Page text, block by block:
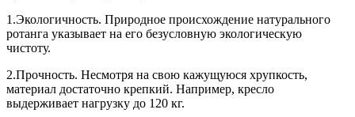
1.Экологичность. Природное происхождение натурального
ротанга указывает на его безусловную экологическую
чистоту.
2.Прочность. Несмотря на свою кажущуюся хрупкость,
материал достаточно крепкий. Например, кресло
выдерживает нагрузку до 120 кг.